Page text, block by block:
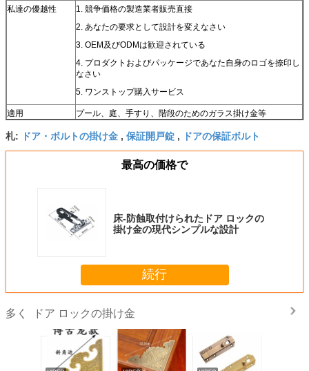
私達の優越性
1. 競争価格の製造業者販売直接
2. あなたの要求として設計を変えなさい
3. OEM及びODMは歓迎されている
4. プロダクトおよびパッケージであなた自身のロゴを捺印し
なさい
5. ワンストップ購入サービス
適用 プール、庭、手すり、階段のためのガラス掛け金等
札: ドア・ボルトの掛け金 , 保証開戸錠 , ドアの保証ボルト
最高の価格で
床-防蝕取付けられたドア ロックの
掛け金の現代シンプルな設計
続行
多く ドア ロックの掛け金